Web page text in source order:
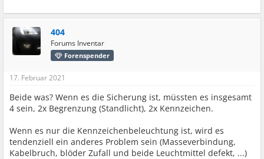
404
Forums Inventar
Forenspender
17. Februar 2021
Beide was? Wenn es die Sicherung ist, müssten es insgesamt
4 sein, 2x Begrenzung (Standlicht), 2x Kennzeichen.
Wenn es nur die Kennzeichenbeleuchtung ist, wird es
tendenziell ein anderes Problem sein (Masseverbindung,
Kabelbruch, blöder Zufall und beide Leuchtmittel defekt, ...)